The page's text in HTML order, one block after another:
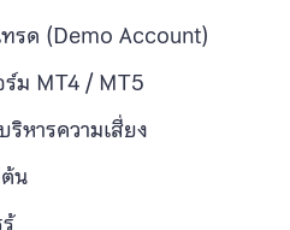
รด (Demo Account)
ม MT4 / MT5
หารความเสี่ยง
น